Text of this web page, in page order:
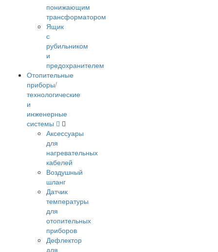
понижающим
трансформатором
Ящик
с
рубильником
и
предохранителем
Отопительные
приборы/
технологические
и
инженерные
системы
Аксессуары
для
нагревательных
кабелей
Воздушный
шланг
Датчик
температуры
для
отопительных
приборов
Дефлектор
для